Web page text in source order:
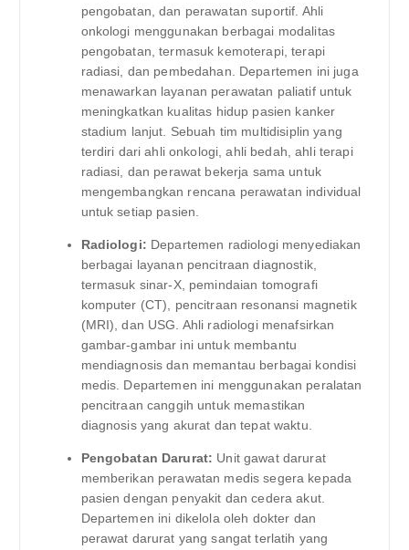
pengobatan, dan perawatan suportif. Ahli
onkologi menggunakan berbagai modalitas
pengobatan, termasuk kemoterapi, terapi
radiasi, dan pembedahan. Departemen ini juga
menawarkan layanan perawatan paliatif untuk
meningkatkan kualitas hidup pasien kanker
stadium lanjut. Sebuah tim multidisiplin yang
terdiri dari ahli onkologi, ahli bedah, ahli terapi
radiasi, dan perawat bekerja sama untuk
mengembangkan rencana perawatan individual
untuk setiap pasien.
Radiologi: Departemen radiologi menyediakan
berbagai layanan pencitraan diagnostik,
termasuk sinar-X, pemindaian tomografi
komputer (CT), pencitraan resonansi magnetik
(MRI), dan USG. Ahli radiologi menafsirkan
gambar-gambar ini untuk membantu
mendiagnosis dan memantau berbagai kondisi
medis. Departemen ini menggunakan peralatan
pencitraan canggih untuk memastikan
diagnosis yang akurat dan tepat waktu.
Pengobatan Darurat: Unit gawat darurat
memberikan perawatan medis segera kepada
pasien dengan penyakit dan cedera akut.
Departemen ini dikelola oleh dokter dan
perawat darurat yang sangat terlatih yang